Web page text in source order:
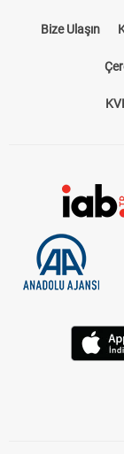
Bize Ulaşın